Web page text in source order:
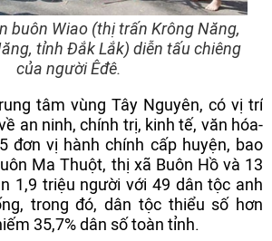
buôn Wiao (thị trấn Krông Năng,
tỉnh Đắk Lắk) diễn tấu chiêng
của người Êđê.
tâm vùng Tây Nguyên, có vị trí
an ninh, chính trị, kinh tế, văn hóa-
đơn vị hành chính cấp huyện, bao
Ma Thuột, thị xã Buôn Hồ và 13
1,9 triệu người với 49 dân tộc anh
trong đó, dân tộc thiểu số hơn
35,7% dân số toàn tỉnh.